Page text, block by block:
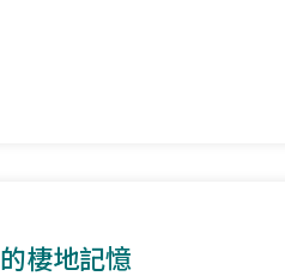
棲地記憶